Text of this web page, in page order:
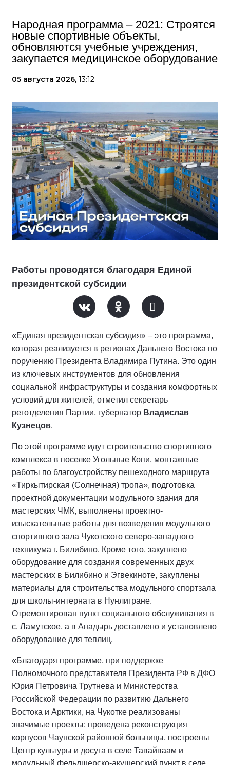
Народная программа – 2021: Строятся
новые спортивные объекты,
обновляются учебные учреждения,
закупается медицинское оборудование
05 августа 2026, 13:12
Работы проводятся благодаря Единой
президентской субсидии
«Единая президентская субсидия» – это программа,
которая реализуется в регионах Дальнего Востока по
поручению Президента Владимира Путина. Это один
из ключевых инструментов для обновления
социальной инфраструктуры и создания комфортных
условий для жителей, отметил секретарь
реготделения Партии, губернатор Владислав
Кузнецов.
По этой программе идут строительство спортивного
комплекса в поселке Угольные Копи, монтажные
работы по благоустройству пешеходного маршрута
«Тиркытирская (Солнечная) тропа», подготовка
проектной документации модульного здания для
мастерских ЧМК, выполнены проектно-
изыскательные работы для возведения модульного
спортивного зала Чукотского северо-западного
техникума г. Билибино. Кроме того, закуплено
оборудование для создания современных двух
мастерских в Билибино и Эгвекиноте, закуплены
материалы для строительства модульного спортзала
для школы-интерната в Нунлигране.
Отремонтирован пункт социального обслуживания в
с. Ламутское, а в Анадырь доставлено и установлено
оборудование для теплиц.
«Благодаря программе, при поддержке
Полномочного представителя Президента РФ в ДФО
Юрия Петровича Трутнева и Министерства
Российской Федерации по развитию Дальнего
Востока и Арктики, на Чукотке реализованы
значимые проекты: проведена реконструкция
корпусов Чаунской районной больницы, построены
Центр культуры и досуга в селе Тавайваам и